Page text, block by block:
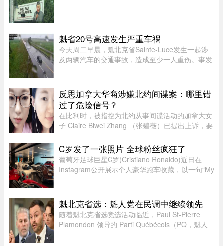
魁省20号高速发生严重车祸
今天周二早晨，魁北克省Sainte-Luce发生一起涉
及两辆汽车的交通事故，造成至少一人重伤。事发
处。目前事故具体原因尚未公布 ...
反思加拿大华裔涉嫌北约间谍案：哪里错
过了危险信号？
在比利时，被指控为北约从事间谍活动的加拿大女
子 Claire Biwei Zhang （张碧薇）已提出上诉，要
急调查其安全审查程序，以查明外国势力可能是如
何渗透进入政府体系的。 ...
C罗发了一张照片 全球粉丝疯狂了
葡萄牙足球巨星C罗(Cristiano Ronaldo)近日在
Instagram公开展示个人豪华跑车收藏，以一句“My
Royce、McLaren、Bugatti等 ...
魁北克省选：魁人党在民调中继续领先
随着魁北克省选竞选活动临近，Paul St-Pierre
Plamondon 领导的 Parti Québécois（PQ，魁人